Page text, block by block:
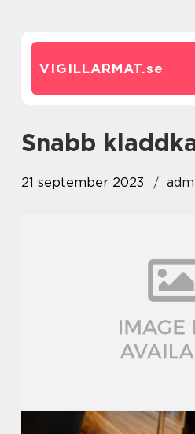
VIGILLARMAT.se
snabb
21 september 2023